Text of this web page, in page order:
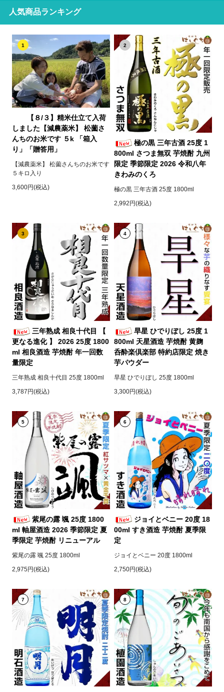
人気商品ランキング
1
【８/３】精米仕立て入荷
しました【減農薬米】 松薗さ
んちのお米です ５k 「箱入
り」「贈答用」
【減農薬米】 松薗さんちのお米です
５キロ入り
3,600円(税込)
2
極の黒 三年古酒 25度 1
800ml さつま無双 芋焼酎 九州
限定 季節限定 2026 令和八年
きわみのくろ
極の黒 三年古酒 25度 1800ml
2,992円(税込)
3
三年熟成 相良十代目 【
更なる進化 】 2026 25度 1800
ml 相良酒造 芋焼酎 年一回数
量限定
三年熟成 相良十代目 25度 1800ml
3,787円(税込)
4
旱星 ひでりぼし 25度 1
800ml 天星酒造 芋焼酎 黄麹
呑酔楽倶楽部 特約店限定 焼き
芋パウダー
旱星 ひでりぼし 25度 1800ml
3,300円(税込)
5
紫尾の露 颯 25度 1800
ml 軸屋酒造 2026 季節限定 夏
季限定 芋焼酎 リニューアル
紫尾の露 颯 25度 1800ml
2,975円(税込)
6
ジョイとベニー 20度 18
00ml すき酒造 芋焼酎 夏季限
定
ジョイとベニー 20度 1800ml
2,750円(税込)
7 8